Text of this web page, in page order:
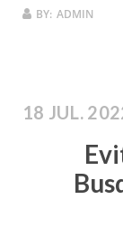
BY: ADMIN
18 JUL.